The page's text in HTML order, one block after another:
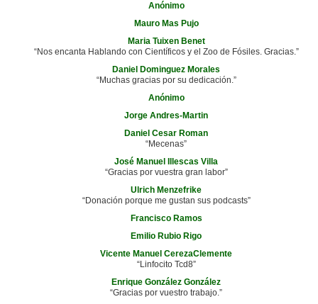
Anónimo
Mauro Mas Pujo
Maria Tuixen Benet
“Nos encanta Hablando con Científicos y el Zoo de Fósiles. Gracias.”
Daniel Dominguez Morales
“Muchas gracias por su dedicación.”
Anónimo
Jorge Andres-Martin
Daniel Cesar Roman
“Mecenas”
José Manuel Illescas Villa
“Gracias por vuestra gran labor”
Ulrich Menzefrike
“Donación porque me gustan sus podcasts”
Francisco Ramos
Emilio Rubio Rigo
Vicente Manuel CerezaClemente
“Linfocito Tcd8”
Enrique González González
“Gracias por vuestro trabajo.”